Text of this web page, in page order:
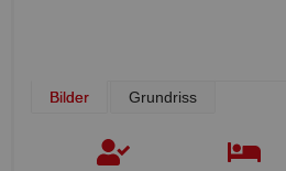
Bilder Grundriss